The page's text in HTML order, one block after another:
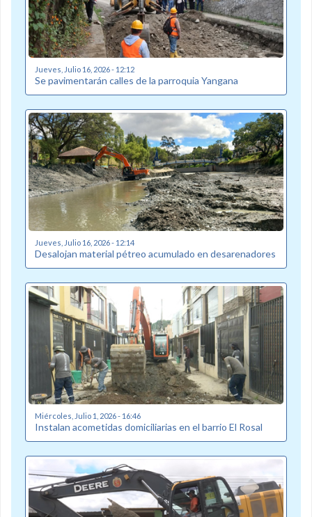
Jueves, Julio 16, 2026 - 12:12
Se pavimentarán calles de la parroquia Yangana
Jueves, Julio 16, 2026 - 12:14
Desalojan material pétreo acumulado en desarenadores
Miércoles, Julio 1, 2026 - 16:46
Instalan acometidas domiciliarias en el barrio El Rosal